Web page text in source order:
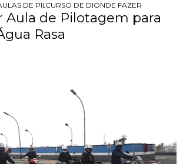
DE PILOTAGEM PARA EMPRESAS
CURSO DE DIRECAO DE MOTO PARA
ONDE FAZER AULA DE
Aula de Pilotagem para
Rasa